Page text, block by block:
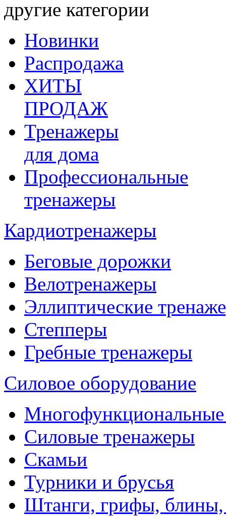
другие категории
Новинки
Распродажа
ХИТЫ
ПРОДАЖ
Тренажеры
для дома
Профессиональные
тренажеры
Кардиотренажеры
Беговые дорожки
Велотренажеры
Эллиптические
Степперы
Гребные тренажеры
Силовое оборудование
Силовые тренажеры
Скамьи
Турники и брусья
Штанги, грифы, блины,